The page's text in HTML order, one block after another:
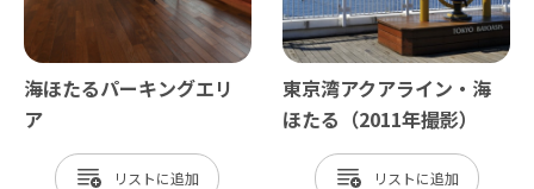
海ほたるパーキングエリ
ア
リスト
東京湾アクアライン・海
ほたる（2011年撮影）
リスト